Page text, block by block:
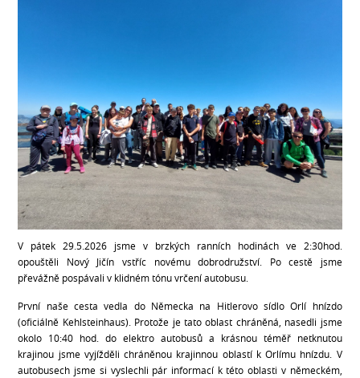
V pátek 29.5.2026 jsme v brzkých ranních hodinách ve 2:30hod.
opouštěli Nový Jičín vstříc novému dobrodružství. Po cestě jsme
převážně pospávali v klidném tónu vrčení autobusu.
První naše cesta vedla do Německa na Hitlerovo sídlo Orlí hnízdo
(oficiálně Kehlsteinhaus). Protože je tato oblast chráněná, nasedli jsme
okolo 10:40 hod. do elektro autobusů a krásnou téměř netknutou
krajinou jsme vyjížděli chráněnou krajinnou oblastí k Orlímu hnízdu. V
autobusech jsme si vyslechli pár informací k této oblasti v německém,